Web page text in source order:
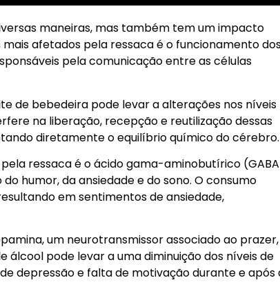
maneiras, mas também tem um impacto
afetados pela ressaca é o funcionamento
pela comunicação entre as células
de bebedeira pode levar a alterações nos níveis
na liberação, recepção e reutilização dessas
diretamente o equilíbrio químico do cérebro.
ressaca é o ácido gama-aminobutírico
humor, da ansiedade e do sono. O consumo
em sentimentos de ansiedade,
um neurotransmissor associado ao prazer,
álcool pode levar a uma diminuição dos níveis de
depressão e falta de motivação durante e após